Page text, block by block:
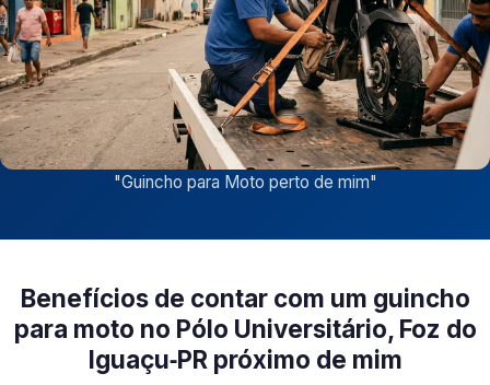
"Guincho para Moto perto de mim"
Benefícios de contar com um guincho
para moto no Pólo Universitário, Foz do
Iguaçu‑PR próximo de mim